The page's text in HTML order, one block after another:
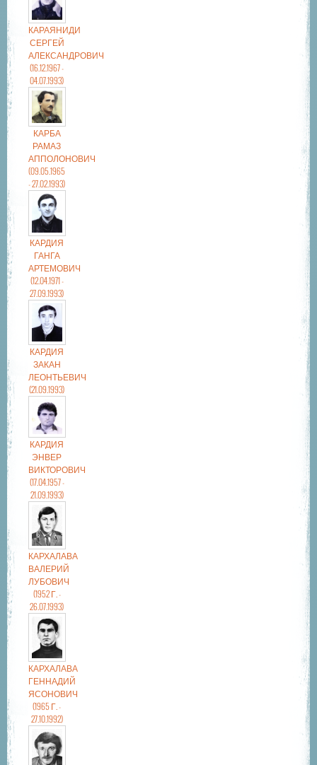
КАРАЯНИДИ
СЕРГЕЙ
АЛЕКСАНДРОВИЧ
(16.12.1967 -
04.07.1993)
КАРБА
РАМАЗ
АППОЛОНОВИЧ
(09.05.1965
- 27.02.1993)
КАРДИЯ
ГАНГА
АРТЕМОВИЧ
(12.04.1971 -
27.09.1993)
КАРДИЯ
ЗАКАН
ЛЕОНТЬЕВИЧ
(21.09.1993)
КАРДИЯ
ЭНВЕР
ВИКТОРОВИЧ
(17.04.1957 -
21.09.1993)
КАРХАЛАВА
ВАЛЕРИЙ
ЛУБОВИЧ
(1952 Г. -
26.07.1993)
КАРХАЛАВА
ГЕННАДИЙ
ЯСОНОВИЧ
(1965 Г. -
27.10.1992)